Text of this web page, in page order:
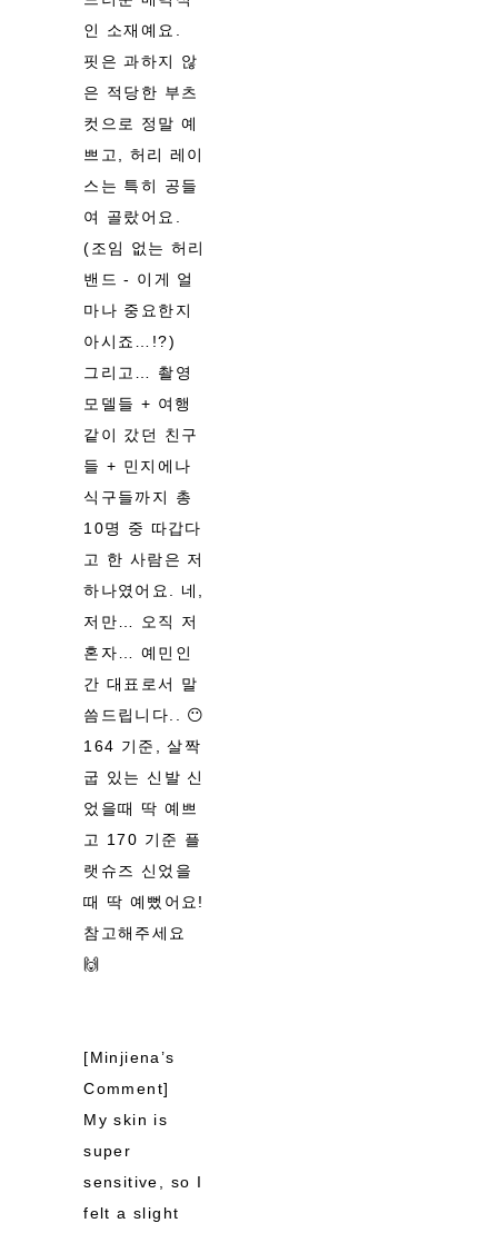
인 소재예요.
핏은 과하지 않
은 적당한 부츠
컷으로 정말 예
쁘고, 허리 레이
스는 특히 공들
여 골랐어요.
(조임 없는 허리
밴드 - 이게 얼
마나 중요한지
아시죠…!?)
그리고… 촬영
모델들 + 여행
같이 갔던 친구
들 + 민지에나
식구들까지 총
10명 중 따갑다
고 한 사람은 저
하나였어요. 네,
저만… 오직 저
혼자… 예민인
간 대표로서 말
씀드립니다.. 😶
164 기준, 살짝
굽 있는 신발 신
었을때 딱 예쁘
고 170 기준 플
랫슈즈 신었을
때 딱 예뻤어요!
참고해주세요
🙌
[Minjiena’s
Comment]
My skin is
super
sensitive, so I
felt a slight